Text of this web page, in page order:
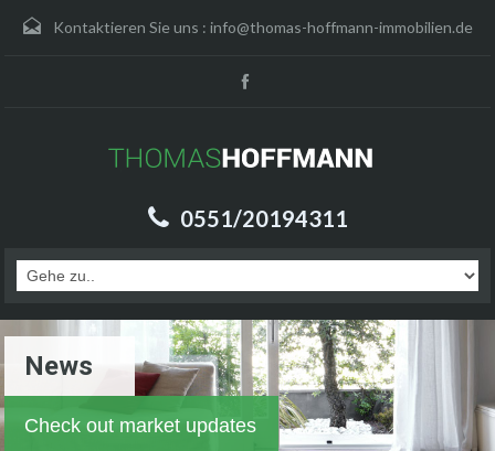
Kontaktieren Sie uns : info@thomas-hoffmann-immobilien.de
0551/20194311
News
Check out market updates